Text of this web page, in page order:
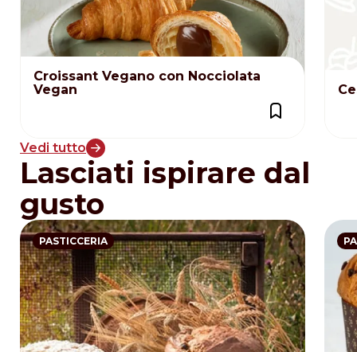
Croissant Vegano con Nocciolata
Vegan
Vedi tutto
Lasciati ispirare dal
gusto
PASTICCERIA